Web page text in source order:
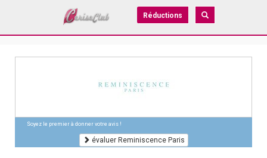
Réductions
Soyez le premier à donner votre avis !
évaluer Reminiscence Paris